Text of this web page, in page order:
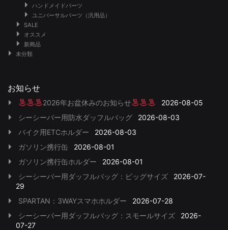
ハンドメイドパーツ
ユニバーサルパーツ（汎用品）
SALE
オススメ
新商品
未分類
お知らせ
2026年お盆休みのお知らせ
2026-08-05
シーシーバー用防水ダッフルバッグ
2026-08-03
バイク用ETCホルダー
2026-08-03
ガソリン携行缶
2026-08-01
ガソリン携行缶ホルダー
2026-08-01
シーシーバー用ダッフルバッグ：ビッグサイズ
2026-07-
29
SPARTAN：3WAYスマホホルダー
2026-07-28
シーシーバー用ダッフルバッグ：スモールサイズ
2026-
07-27